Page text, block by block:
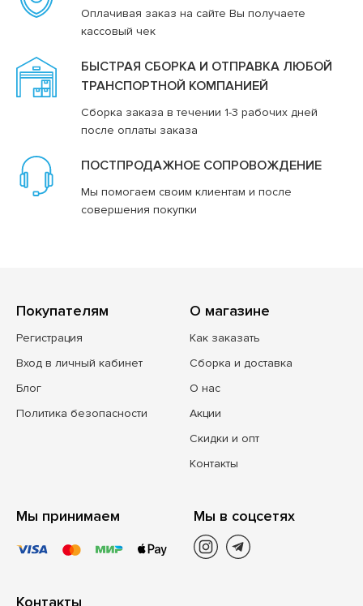
Оплачивая заказ на сайте Вы получаете
кассовый чек
БЫСТРАЯ СБОРКА И ОТПРАВКА ЛЮБОЙ
ТРАНСПОРТНОЙ КОМПАНИЕЙ
Сборка заказа в течении 1-3 рабочих дней
после оплаты заказа
ПОСТПРОДАЖНОЕ СОПРОВОЖДЕНИЕ
Мы помогаем своим клиентам и после
совершения покупки
Покупателям
Регистрация
Вход в личный кабинет
Блог
Политика безопасности
О магазине
Как заказать
Сборка и доставка
О нас
Акции
Скидки и опт
Контакты
Мы принимаем Мы в соцсетях
Контакты